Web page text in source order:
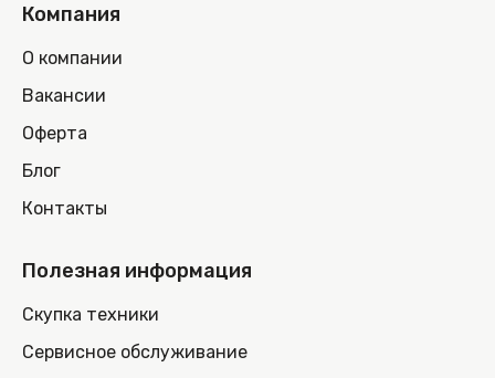
Компания
О компании
Вакансии
Оферта
Блог
Контакты
Полезная информация
Скупка техники
Сервисное обслуживание